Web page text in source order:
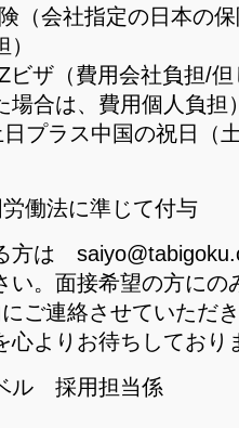
（会社指定の日本の
ビザ（費用会社負担/
場合は、費用個人負担
プラス中国の祝日（
働法に準じて付与
方は
い。面接希望の方にの
ご連絡させていただ
心よりお待ちしており
ル 採用担当係